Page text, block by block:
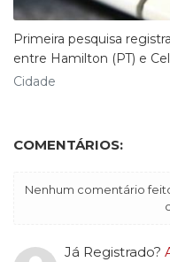
Primeira pesquisa
entre Hamilton (PT) e
Cidade
COMENTÁRIOS:
Nenhum comentário
Já Registrado?